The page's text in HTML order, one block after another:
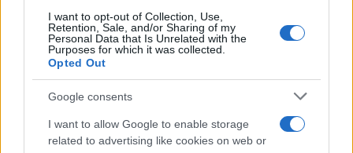
I want to opt-out of Collection, Use,
Retention, Sale, and/or Sharing of my
Personal Data that Is Unrelated with the
Purposes for which it was collected.
Opted Out
Google consents
I want to allow Google to enable storage
related to advertising like cookies on web or